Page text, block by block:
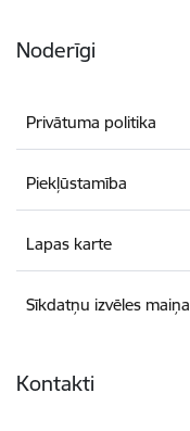
Noderīgi
Privātuma politika
Piekļūstamība
Lapas karte
Sīkdatņu izvēles maiņa
Kontakti